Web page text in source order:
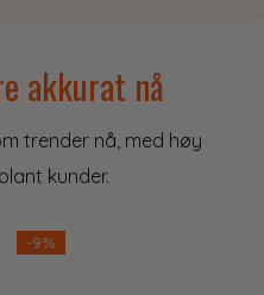
akkurat nå
trender nå, med høy
kunder.
-9%